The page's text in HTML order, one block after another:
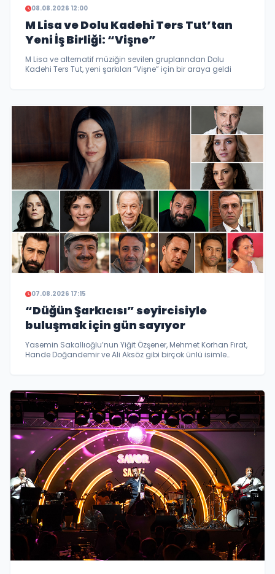
08.08.2026 12:00
M Lisa ve Dolu Kadehi Ters Tut’tan
Yeni İş Birliği: “Vişne”
M Lisa ve alternatif müziğin sevilen gruplarından Dolu
Kadehi Ters Tut, yeni şarkıları “Vişne” için bir araya geldi
07.08.2026 17:15
“Düğün Şarkıcısı” seyircisiyle
buluşmak için gün sayıyor
Yasemin Sakallıoğlu’nun Yiğit Özşener, Mehmet Korhan Fırat,
Hande Doğandemir ve Ali Aksöz gibi birçok ünlü isimle